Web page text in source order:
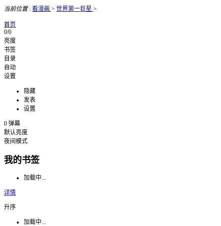
当前位置: 看漫画 > 世界第一巨星 >
首页
0/0
亮度
书签
目录
自动
设置
隐藏
发表
设置
0 弹幕
默认亮度
夜间模式
我的书签
加载中...
详情
升序
加载中...